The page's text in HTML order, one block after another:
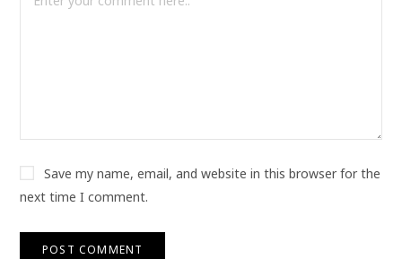
Save my name, email, and website in this browser for the
next time I comment.